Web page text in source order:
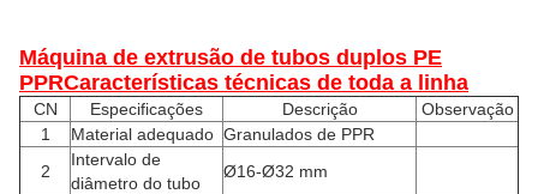
Máquina de extrusão de tubos duplos PE
PPRCaracterísticas técnicas de toda a linha
CN Especificações Descrição
Observação
1
Material adequado Granulados de PPR
2
Intervalo de
diâmetro do tubo
Ø16-Ø32 mm